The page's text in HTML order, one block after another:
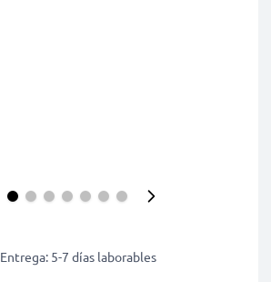
Entrega: 5-7 días laborables